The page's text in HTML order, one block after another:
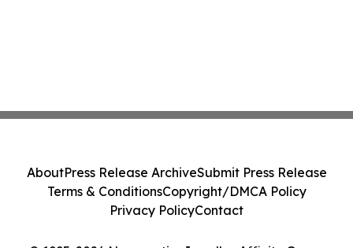
AboutPress Release ArchiveSubmit Press Release
Terms & ConditionsCopyright/DMCA Policy
Privacy PolicyContact